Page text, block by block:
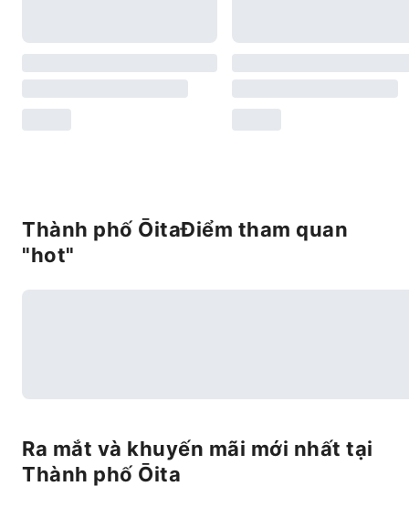
Thành phố ŌitaĐiểm tham quan
"hot"
Ra mắt và khuyến mãi mới nhất tại
Thành phố Ōita